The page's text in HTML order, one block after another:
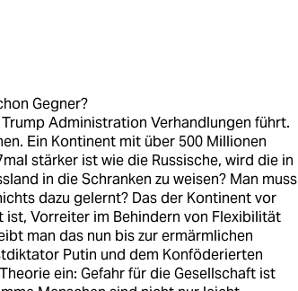
Gegner?
Administration Verhandlungen führt.
Ein Kontinent mit über 500 Millionen
stärker ist wie die Russische, wird die in
in die Schranken zu weisen? Man muss
dazu gelernt? Das der Kontinent vor
Vorreiter im Behindern von Flexibilität
man das nun bis zur ermärmlichen
Putin und dem Konföderierten
ein: Gefahr für die Gesellschaft ist